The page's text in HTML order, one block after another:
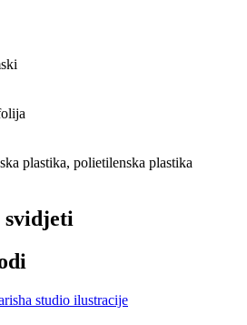
plastika, polietilenska plastika
svidjeti